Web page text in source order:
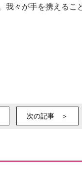
我々が手を携えるこ
次の記事 ＞